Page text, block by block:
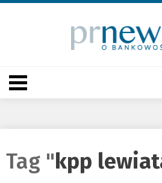
Tag "kpp